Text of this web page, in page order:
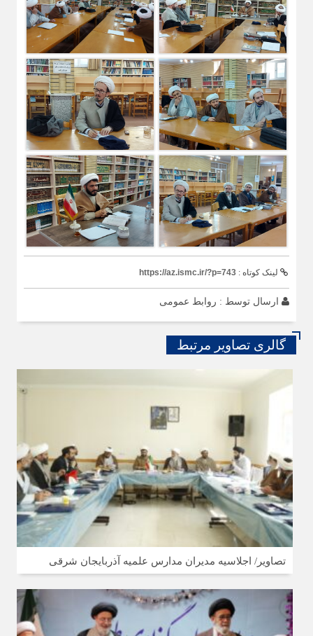
لینک کوتاه : https://az.ismc.ir/?p=743
ارسال توسط : روابط عمومی
گالری تصاویر مرتبط
تصاویر/ اجلاسیه مدیران مدارس علمیه آذربایجان شرقی